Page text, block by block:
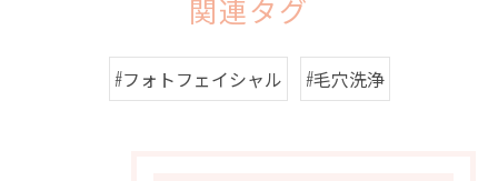
関連タグ
#フォトフェイシャル #毛穴洗浄